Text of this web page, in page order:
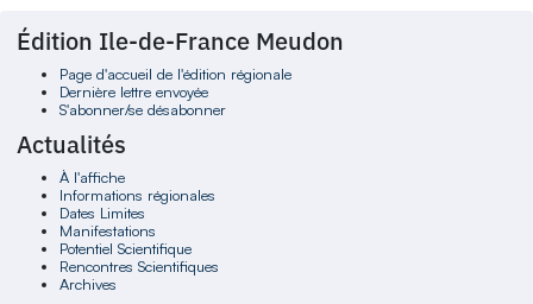
Édition Ile-de-France Meudon
Page d'accueil de l'édition régionale
Dernière lettre envoyée
S'abonner/se désabonner
Actualités
À l'affiche
Informations régionales
Dates Limites
Manifestations
Potentiel Scientifique
Rencontres Scientifiques
Archives